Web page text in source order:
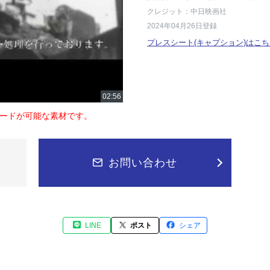
が可能な素材です。
クレジット：中日映画社
2024年04月26日登録
プレスシート(キャプション)はこ
お問い合わせ
LINE ポスト シェア